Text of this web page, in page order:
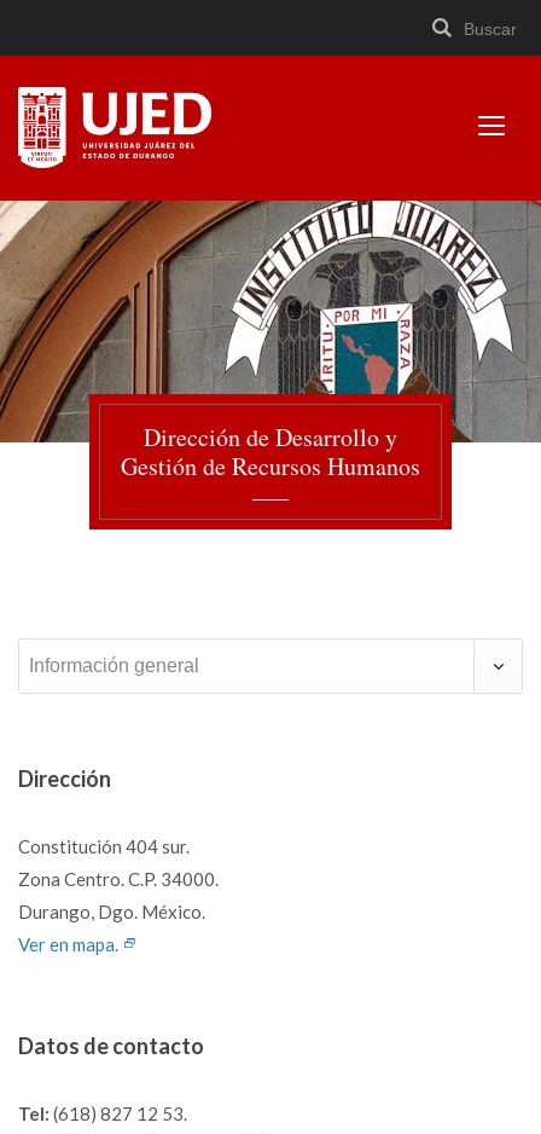
a
contenido
×
Buscar
Universidad Juárez del
Estado de Durango
Dirección de Desarrollo y
Gestión de Recursos Humanos
Información general
Dirección
Constitución 404 sur.
Zona Centro. C.P. 34000.
Durango, Dgo. México.
Ver en mapa.
Datos de contacto
Tel: (618) 827 12 53.